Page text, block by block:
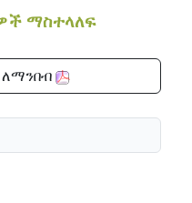
ማስተላለፍ
ለማንበብ